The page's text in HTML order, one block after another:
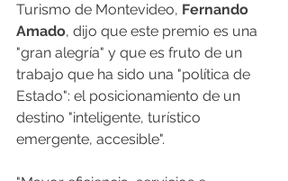
Turismo de Montevideo, Fernando
Amado, dijo que este premio es una
"gran alegría" y que es fruto de un
trabajo que ha sido una "política de
Estado": el posicionamiento de un
destino "inteligente, turístico
emergente, accesible".